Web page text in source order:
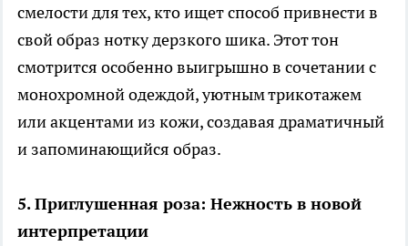
смелости для тех, кто ищет способ привнести в
свой образ нотку дерзкого шика. Этот тон
смотрится особенно выигрышно в сочетании с
монохромной одеждой, уютным трикотажем
или акцентами из кожи, создавая драматичный
и запоминающийся образ.
5. Приглушенная роза: Нежность в новой
интерпретации